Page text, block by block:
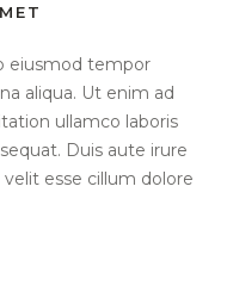
eiusmod tempor
aliqua. Ut enim ad
ullamco laboris
Duis aute irure
esse cillum dolore